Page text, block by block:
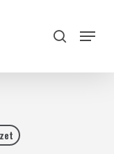
search
Menu
Close